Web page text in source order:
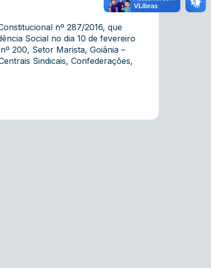
nº 287/2016, que
Social no dia 10 de fevereiro
200, Setor Marista, Goiânia –
Sindicais, Confederações,